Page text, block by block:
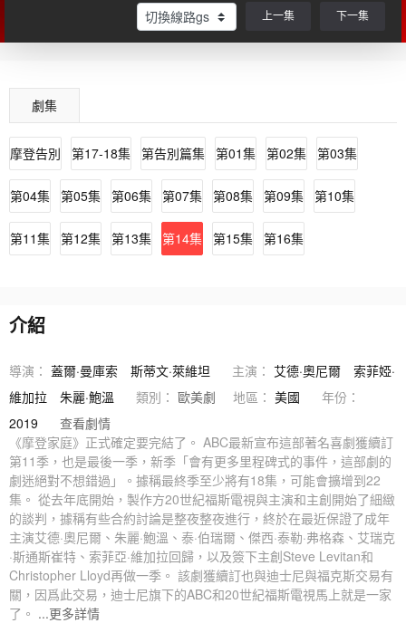
上一集 下一集
劇集
摩登告別 第17-18集 第告別篇集 第01集 第02集 第03集
第04集 第05集 第06集 第07集 第08集 第09集 第10集
第11集 第12集 第13集 第14集 第15集 第16集
介紹
導演： 蓋爾·曼庫索 斯蒂文·萊維坦 主演： 艾德·奧尼爾
索菲婭·
維加拉
朱麗·鮑溫 類別： 歐美劇 地區： 美國
年份：
2019
查看劇情
《摩登家庭》正式確定要完結了。 ABC最新宣布這部著名喜劇獲續訂
第11季，也是最後一季，新季「會有更多里程碑式的事件，這部劇的
劇迷絕對不想錯過」。據稱最終季至少將有18集，可能會擴增到22
集。 從去年底開始，製作方20世紀福斯電視與主演和主創開始了細緻
的談判，據稱有些合約討論是整夜整夜進行，終於在最近保證了成年
主演艾德·奧尼爾、朱麗·鮑溫、泰·伯瑞爾、傑西·泰勒·弗格森、艾瑞克
·斯通斯崔特、索菲亞·維加拉回歸，以及簽下主創Steve Levitan和
Christopher Lloyd再做一季。 該劇獲續訂也與迪士尼與福克斯交易有
關，因爲此交易，迪士尼旗下的ABC和20世紀福斯電視馬上就是一家
了。 ...更多詳情